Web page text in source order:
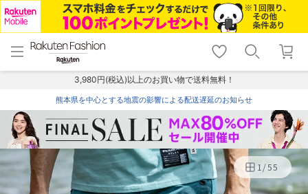
menu home
トップ
shopping_cart lock_outline
ログイン
3,980円(税込)以上のお買い物で送料無料！
熊本県を中心とする地震の影響による配送遅延のお知らせ
1/55